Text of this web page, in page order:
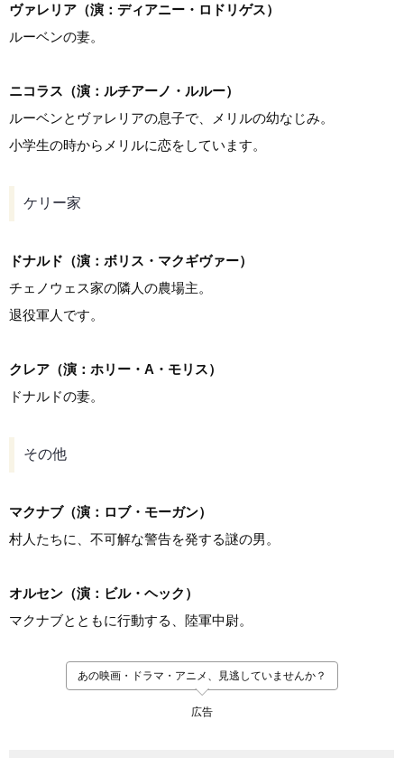
ヴァレリア（演：ディアニー・ロドリゲス）
ルーベンの妻。
ニコラス（演：ルチアーノ・ルルー）
ルーベンとヴァレリアの息子で、メリルの幼なじみ。
小学生の時からメリルに恋をしています。
ケリー家
ドナルド（演：ボリス・マクギヴァー）
チェノウェス家の隣人の農場主。
退役軍人です。
クレア（演：ホリー・A・モリス）
ドナルドの妻。
その他
マクナブ（演：ロブ・モーガン）
村人たちに、不可解な警告を発する謎の男。
オルセン（演：ビル・ヘック）
マクナブとともに行動する、陸軍中尉。
あの映画・ドラマ・アニメ、見逃していませんか？
広告